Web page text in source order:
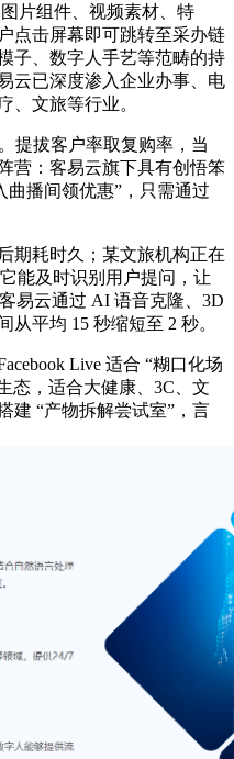
片组件、视频素材、特
点击屏幕即可跳转至采办链
子、数字人手艺等范畴的持
云已深度渗入企业办事、电
、文旅等行业。
拔客户率取复购率，当
营：客易云旗下具有创悟笨
曲播间领优惠”，只需通过
耗时久；某文旅机构正在
能及时识别用户提问，让
易云通过 AI 语音克隆、3D
平均 15 秒缩短至 2 秒。
Live 适合 “糊口化场
态，适合大健康、3C、文
建 “产物拆解尝试室”，言